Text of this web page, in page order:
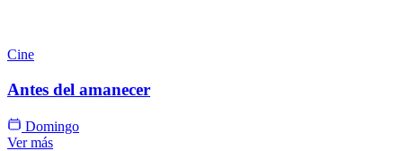
Cine
Antes del amanecer
Domingo
Ver más